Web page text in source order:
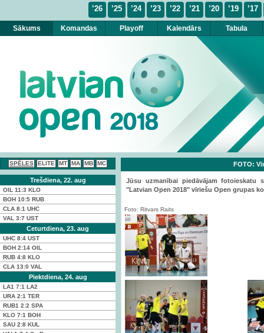
’17
’19
’20
’21
’22
’23
’24
’25
’26
Sākums Komandas Playoff Kalendārs Tabula
SPĒLES ELITE MT MA MB MC
Trešdiena, 22. aug
OIL 11:3 KLO
BOH 10:5 RUB
CLA 8:1 UHC
VAL 3:7 UST
Ceturtdiena, 23. aug
UHC 8:4 UST
BOH 2:14 OIL
RUB 4:8 KLO
CLA 13:0 VAL
Piektdiena, 24. aug
LA1 7:1 LA2
URA 2:1 TER
RUB1 2:2 SPA
KLO 7:1 BOH
SAU 2:8 KUL
FOTO:
Jūsu uzmanībai piedāvājam fotoieskatu
"Latvian Open 2018" vīriešu Open grupas
Foto: Ritvars Raits